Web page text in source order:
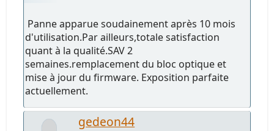
Panne apparue soudainement après 10 mois
d'utilisation.Par ailleurs,totale satisfaction
quant à la qualité.SAV 2
semaines.remplacement du bloc optique et
mise à jour du firmware. Exposition parfaite
actuellement.
gedeon44